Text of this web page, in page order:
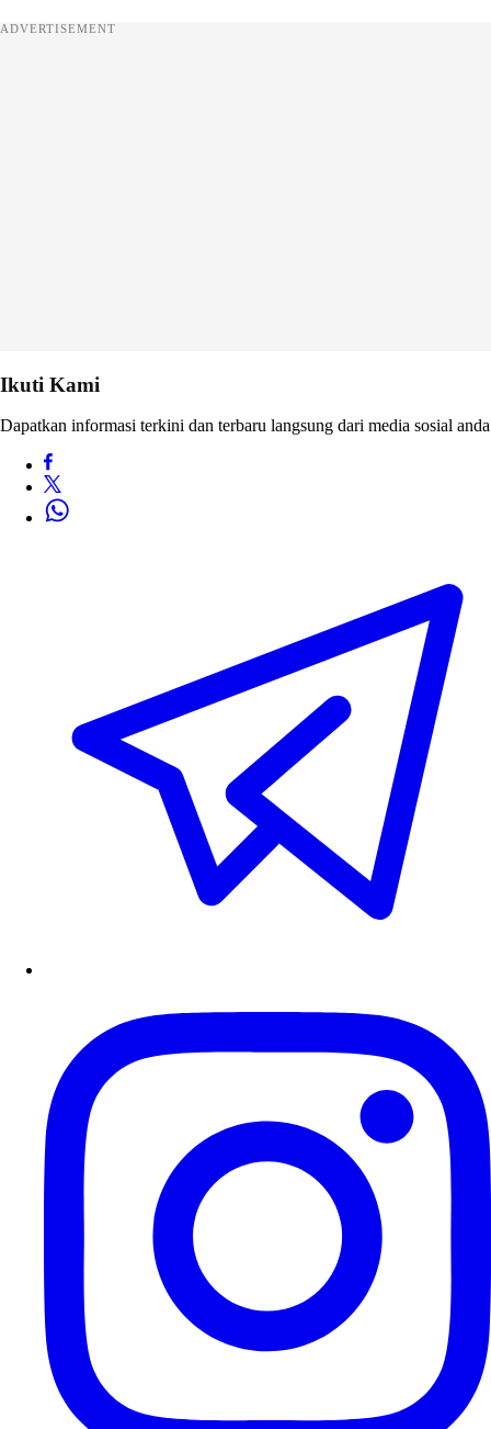
ADVERTISEMENT
Ikuti Kami
Dapatkan informasi terkini dan terbaru langsung dari media sosial anda